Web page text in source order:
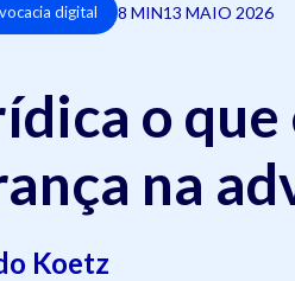
digital 8 MIN13 MAIO 2026
o que
na
Koetz